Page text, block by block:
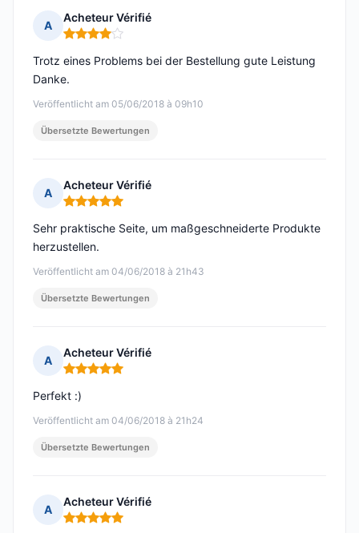
A
Acheteur Vérifié
Hinweis: 4 von 5
Veröffentlicht am 05/06/2018 à 09h10
Trotz eines Problems bei der Bestellung gute Leistung
Danke.
Übersetzte Bewertungen
A
Acheteur Vérifié
Hinweis: 5 von 5
Veröffentlicht am 04/06/2018 à 21h43
Sehr praktische Seite, um maßgeschneiderte Produkte
herzustellen.
Übersetzte Bewertungen
A
Acheteur Vérifié
Hinweis: 5 von 5
Veröffentlicht am 04/06/2018 à 21h24
Perfekt :)
Übersetzte Bewertungen
A
Acheteur Vérifié
Hinweis: 5 von 5